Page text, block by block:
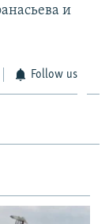
и
Follow us